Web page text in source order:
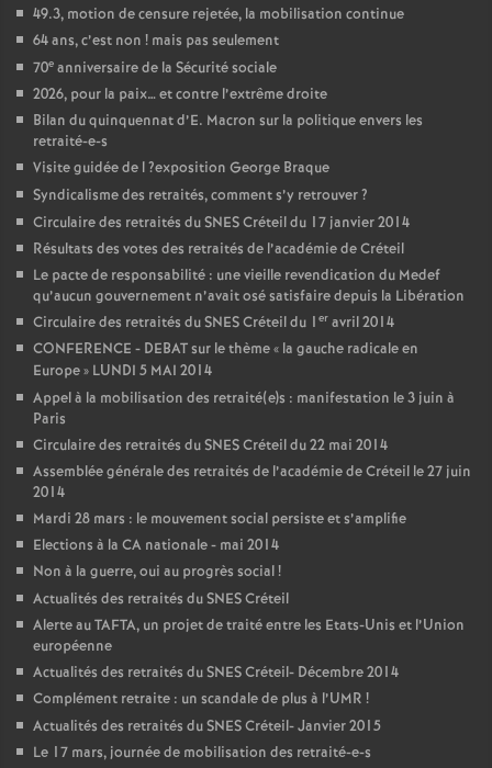
49.3, motion de censure rejetée, la mobilisation continue
64 ans, c’est non ! mais pas seulement
70e anniversaire de la Sécurité sociale
2026, pour la paix… et contre l’extrême droite
Bilan du quinquennat d’E. Macron sur la politique envers les
retraité-e-s
Visite guidée de l?exposition George Braque
Syndicalisme des retraités, comment s’y retrouver?
Circulaire des retraités duSNESCréteil du 17 janvier 2014
Résultats des votes des retraités de l’académie de Créteil
Le pacte de responsabilité : une vieille revendication du Medef
qu’aucun gouvernement n’avait osé satisfaire depuis la Libération
Circulaire des retraités duSNESCréteil du 1 er avril 2014
CONFERENCE - DEBATsur le thème « la gauche radicale en
Europe» LUNDI 5 MAI 2014
Appel à la mobilisation des retraité(e)s : manifestation le 3 juin à
Paris
Circulaire des retraités duSNESCréteil du 22 mai 2014
Assemblée générale des retraités de l’académie de Créteil le 27 juin
2014
Mardi 28 mars : le mouvement social persiste et s’amplifie
Elections à la CA nationale - mai 2014
Non à la guerre, oui au progrès social!
Actualités des retraités duSNESCréteil
Alerte auTAFTA, un projet de traité entre les Etats-Unis et l’Union
européenne
Actualités des retraités duSNESCréteil- Décembre 2014
Complément retraite : un scandale de plus à l’UMR !
Actualités des retraités duSNESCréteil- Janvier 2015
Le 17 mars, journée de mobilisation des retraité-e-s